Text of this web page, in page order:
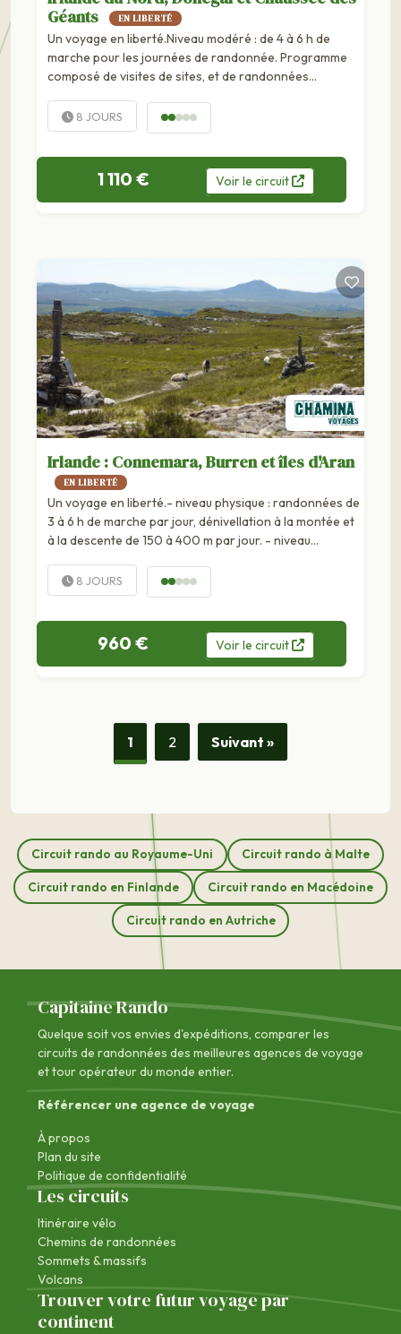
Géants
EN LIBERTÉ
Un voyage en liberté.Niveau modéré : de 4 à 6 h de
marche pour les journées de randonnée. Programme
composé de visites de sites, et de randonnées
sur le terrain. Il est donc important de...
8 JOURS
1 110 € Voirle circuit
Irlande : Connemara, Burren et îles d'Aran
EN LIBERTÉ
Un voyage en liberté.- niveau physique : randonnées de
3 à 6 h de marche par jour, dénivellation à la montée et
à la descente de 150 à 400 m par jour. - niveau
pas de difficulté...
8 JOURS
960 € Voirle circuit
1 2 Suivant »
Circuit rando au Royaume-Uni Circuit rando à Malte
Circuit rando en Finlande Circuit rando en Macédoine
Circuit rando en Autriche
Capitaine Rando
Quelque soit vos envies d'expéditions, comparer les
circuits de randonnées des meilleures agences de voyage
et tour opérateur du monde entier.
Référencer une agence de voyage
À propos
Plan du site
Politique de confidentialité
Les circuits
Itinéraire vélo
Chemins de randonnées
Sommets & massifs
Volcans
Trouver votre futur voyage par
continent